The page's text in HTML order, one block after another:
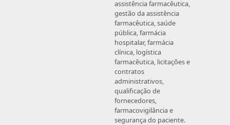
assistência farmacêutica,
gestão da assistência
farmacêutica, saúde
pública, farmácia
hospitalar, farmácia
clínica, logística
farmacêutica, licitações e
contratos
administrativos,
qualificação de
fornecedores,
farmacovigilância e
segurança do paciente.